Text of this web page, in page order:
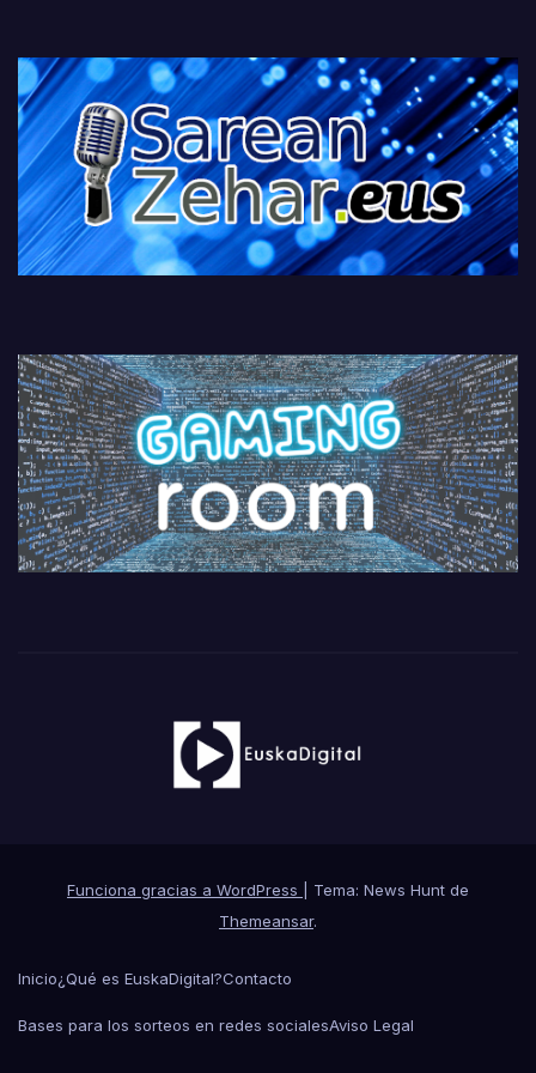
Funciona gracias a WordPress
Tema: News Hunt de
Themeansar.
Inicio¿Qué es EuskaDigital?Contacto
Bases para los sorteos en redes socialesAviso Legal